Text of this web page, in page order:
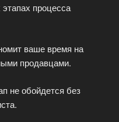
процесса
ваше время на
продавцами.
не обойдется без